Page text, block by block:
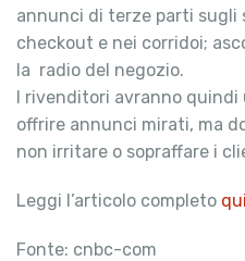
annunci di terze parti sugli
checkout e nei corridoi;
la radio del negozio.
I rivenditori avranno quindi
offrire annunci mirati, ma
non irritare o sopraffare i
Leggi l’articolo completo qui
Fonte: cnbc-com